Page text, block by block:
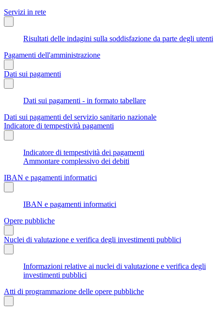
Servizi in rete
Risultati delle indagini sulla soddisfazione da parte degli utenti
Pagamenti dell'amministrazione
Dati sui pagamenti
Dati sui pagamenti - in formato tabellare
Dati sui pagamenti del servizio sanitario nazionale
Indicatore di tempestività pagamenti
Indicatore di tempestività dei pagamenti
Ammontare complessivo dei debiti
IBAN e pagamenti informatici
IBAN e pagamenti informatici
Opere pubbliche
Nuclei di valutazione e verifica degli investimenti pubblici
Informazioni relative ai nuclei di valutazione e verifica degli
investimenti pubblici
Atti di programmazione delle opere pubbliche